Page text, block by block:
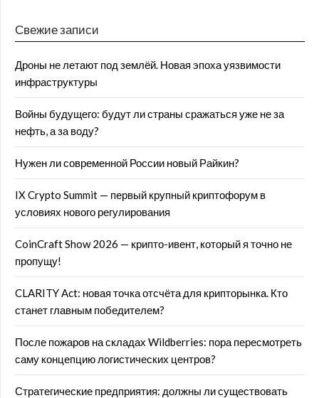
Свежие записи
Дроны не летают под землёй. Новая эпоха уязвимости
инфраструктуры
Войны будущего: будут ли страны сражаться уже не за
нефть, а за воду?
Нужен ли современной России новый Райкин?
IX Crypto Summit — первый крупный криптофорум в
условиях нового регулирования
CoinCraft Show 2026 — крипто-ивент, который я точно не
пропущу!
CLARITY Act: новая точка отсчёта для крипторынка. Кто
станет главным победителем?
После пожаров на складах Wildberries: пора пересмотреть
саму концепцию логистических центров?
Стратегические предприятия: должны ли существовать